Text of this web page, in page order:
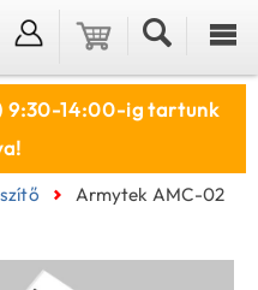
9:30-14:00-ig tartunk
Armytek AMC-02